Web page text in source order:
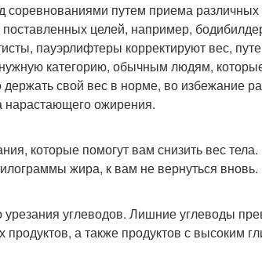
путем приема различных
поставленных целей, например,
пауэрлифтеры корректируют вес,
категорию, обычным людям,
свой вес в норме, во избежание
нарастающего ожирения.
которые помогут вам снизить вес тела.
жира, к вам не вернуться вновь.
урезания углеводов. Лишние углеводы
а также продуктов с высоким